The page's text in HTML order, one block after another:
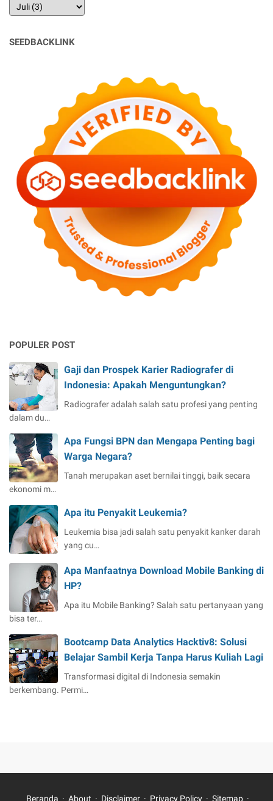
SEEDBACKLINK
POPULER POST
Gaji dan Prospek Karier Radiografer di
Indonesia: Apakah Menguntungkan?
Radiografer adalah salah satu profesi yang penting
dalam du…
Apa Fungsi BPN dan Mengapa Penting bagi
Warga Negara?
Tanah merupakan aset bernilai tinggi, baik secara
ekonomi m…
Apa itu Penyakit Leukemia?
Leukemia bisa jadi salah satu penyakit kanker darah
yang cu…
Apa Manfaatnya Download Mobile Banking di
HP?
Apa itu Mobile Banking? Salah satu pertanyaan yang
bisa ter…
Bootcamp Data Analytics Hacktiv8: Solusi
Belajar Sambil Kerja Tanpa Harus Kuliah Lagi
Transformasi digital di Indonesia semakin
berkembang. Permi…
Beranda About Disclaimer Privacy Policy Sitemap